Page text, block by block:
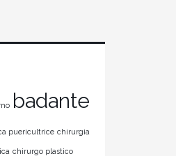
badante
puericultrice chirurgia
chirurgo plastico